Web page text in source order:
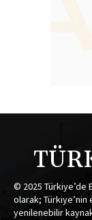
© 2025 Türkiye’de
olarak;
yenilenebilir